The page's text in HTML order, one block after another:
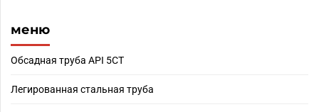
меню
Обсадная труба API 5CT
Легированная стальная труба